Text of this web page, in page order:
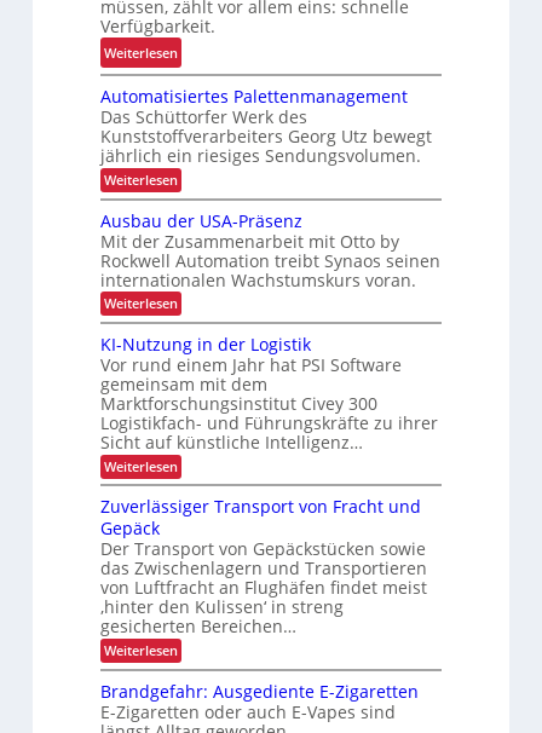
r
ä
z
s
i
o
n
i
m
i
n
n
e
r
b
e
t
r
i
e
b
i
c
h
e
n
L
a
s
h
e
r
h
e
i
t
d
u
r
c
h
L
E
D
-
P
r
o
j
e
k
t
o
n
F
G
-
B
a
u
r
e
i
h
e
n
j
e
t
z
t
e
r
h
ä
l
l
i
c
h
müssen, zählt vor allem eins: schnelle
Verfügbarkeit.
Weiterlesen:
M
i
e
t
g
e
s
c
h
ä
f
t
f
ü
r
k
u
r
z
f
i
s
t
i
g
e
E
i
Automatisiertes Palettenmanagement
Das Schüttorfer Werk des
Kunststoffverarbeiters Georg Utz bewegt
jährlich ein riesiges Sendungsvolumen.
Weiterlesen:
A
u
t
o
m
a
t
i
i
e
r
t
e
s
P
a
l
e
t
e
n
m
a
n
a
g
e
m
e
n
Ausbau der USA-Präsenz
Mit der Zusammenarbeit mit Otto by
Rockwell Automation treibt Synaos seinen
internationalen Wachstumskurs voran.
Weiterlesen:
A
s
b
a
u
d
e
r
U
S
A
r
ä
s
e
n
z
KI-Nutzung in der Logistik
Vor rund einem Jahr hat PSI Software
gemeinsam mit dem
Marktforschungsinstitut Civey 300
Logistikfach- und Führungskräfte zu ihrer
Sicht auf künstliche Intelligenz…
Weiterlesen:
K
I
-
u
t
z
u
n
g
i
n
d
e
r
Zuverlässiger Transport von Fracht und
Gepäck
Der Transport von Gepäckstücken sowie
das Zwischenlagern und Transportieren
von Luftfracht an Flughäfen findet meist
‚hinter den Kulissen‘ in streng
gesicherten Bereichen…
Weiterlesen:
Z
u
v
e
Brandgefahr: Ausgediente E-Zigaretten
E-Zigaretten oder auch E-Vapes sind